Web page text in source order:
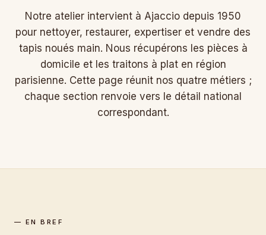
Notre atelier intervient à Ajaccio depuis 1950
pour nettoyer, restaurer, expertiser et vendre des
tapis noués main. Nous récupérons les pièces à
domicile et les traitons à plat en région
parisienne. Cette page réunit nos quatre métiers ;
chaque section renvoie vers le détail national
correspondant.
— EN BREF